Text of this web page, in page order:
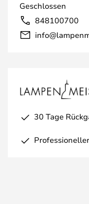
Geschlossen
848100700
30 Tage